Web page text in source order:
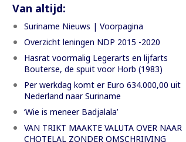
Van altijd:
Suriname Nieuws | Voorpagina
Overzicht leningen NDP 2015 -2020
Hasrat voormalig Legerarts en lijfarts
Bouterse, de spuit voor Horb (1983)
Per werkdag komt er Euro 634.000,00 uit
Nederland naar Suriname
‘Wie is meneer Badjalala’
VAN TRIKT MAAKTE VALUTA OVER NAAR
CHOTELAL ZONDER OMSCHRIJVING